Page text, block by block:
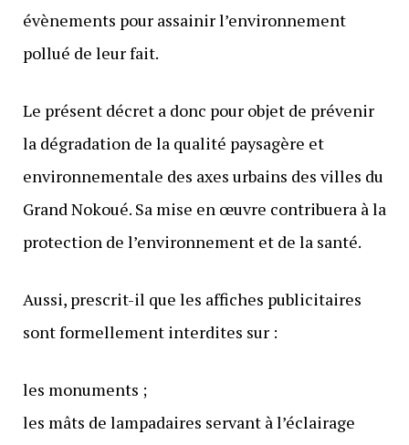
évènements pour assainir l’environnement
pollué de leur fait.
Le présent décret a donc pour objet de prévenir
la dégradation de la qualité paysagère et
environnementale des axes urbains des villes du
Grand Nokoué. Sa mise en œuvre contribuera à la
protection de l’environnement et de la santé.
Aussi, prescrit-il que les affiches publicitaires
sont formellement interdites sur :
les monuments ;
les mâts de lampadaires servant à l’éclairage